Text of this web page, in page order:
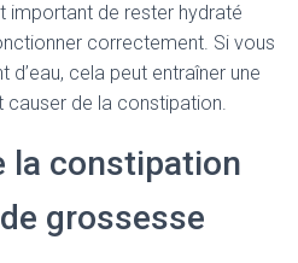
important de rester hydraté
correctement. Si vous
cela peut entraîner une
causer de la constipation.
la constipation
grossesse